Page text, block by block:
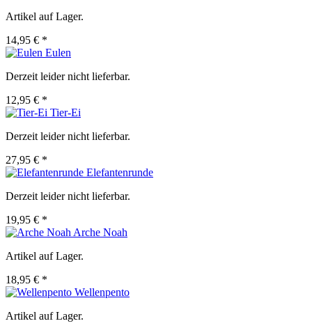
Artikel auf Lager.
14,95 € *
Eulen
Derzeit leider nicht lieferbar.
12,95 € *
Tier-Ei
Derzeit leider nicht lieferbar.
27,95 € *
Elefantenrunde
Derzeit leider nicht lieferbar.
19,95 € *
Arche Noah
Artikel auf Lager.
18,95 € *
Wellenpento
Artikel auf Lager.